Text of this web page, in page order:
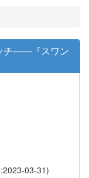
チ――『スワン
03-31)